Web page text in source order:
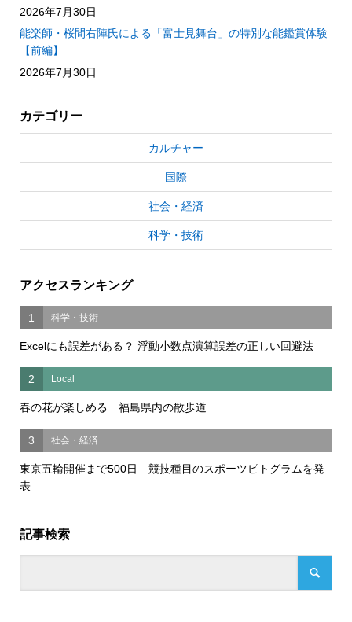
2026年7月30日
能楽師・桜間右陣氏による「富士見舞台」の特別な能鑑賞体験
【前編】
2026年7月30日
カテゴリー
カルチャー
国際
社会・経済
科学・技術
アクセスランキング
1 科学・技術
Excelにも誤差がある？ 浮動小数点演算誤差の正しい回避法
2 Local
春の花が楽しめる 福島県内の散歩道
3 社会・経済
東京五輪開催まで500日 競技種目のスポーツピトグラムを発
表
記事検索